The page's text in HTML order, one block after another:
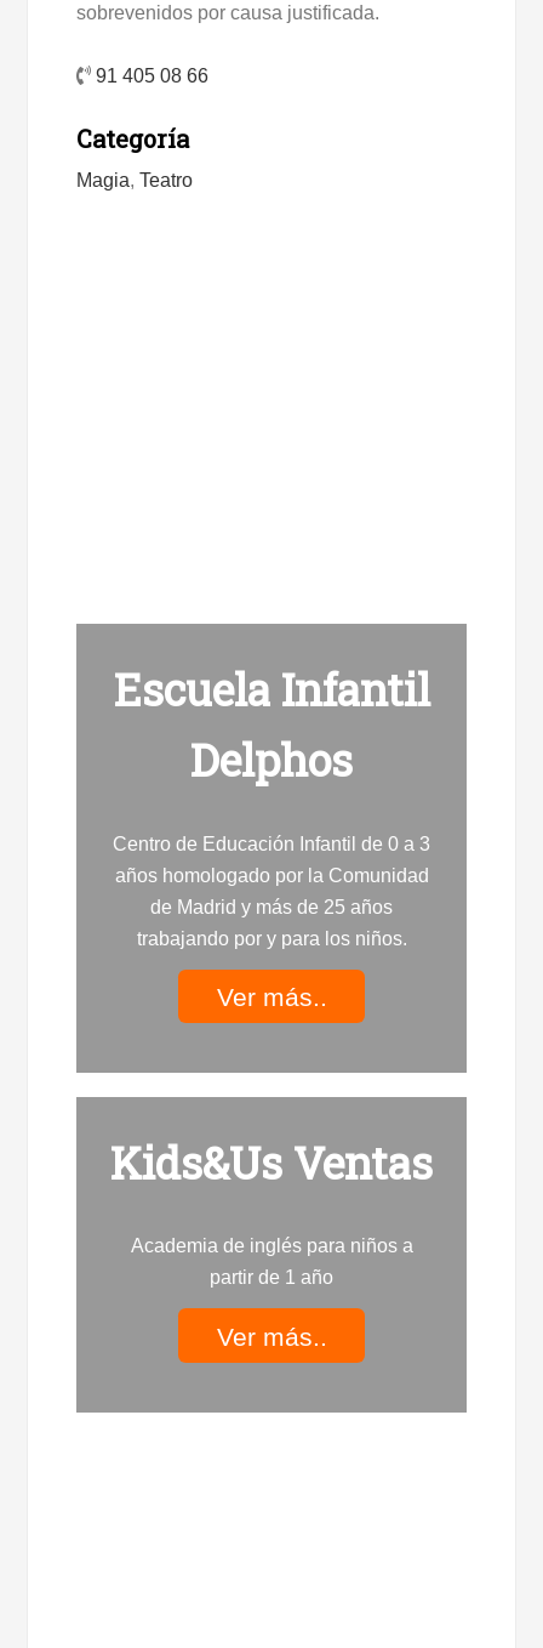
sobrevenidos por causa justificada.
91 405 08 66
Categoría
Magia,Teatro
Escuela Infantil
Delphos
Centro de Educación Infantil de 0 a 3
años homologado por la Comunidad
de Madrid y más de 25 años
trabajando por y para los niños.
Ver más..
Kids&Us Ventas
Academia de inglés para niños a
partir de 1 año
Ver más..